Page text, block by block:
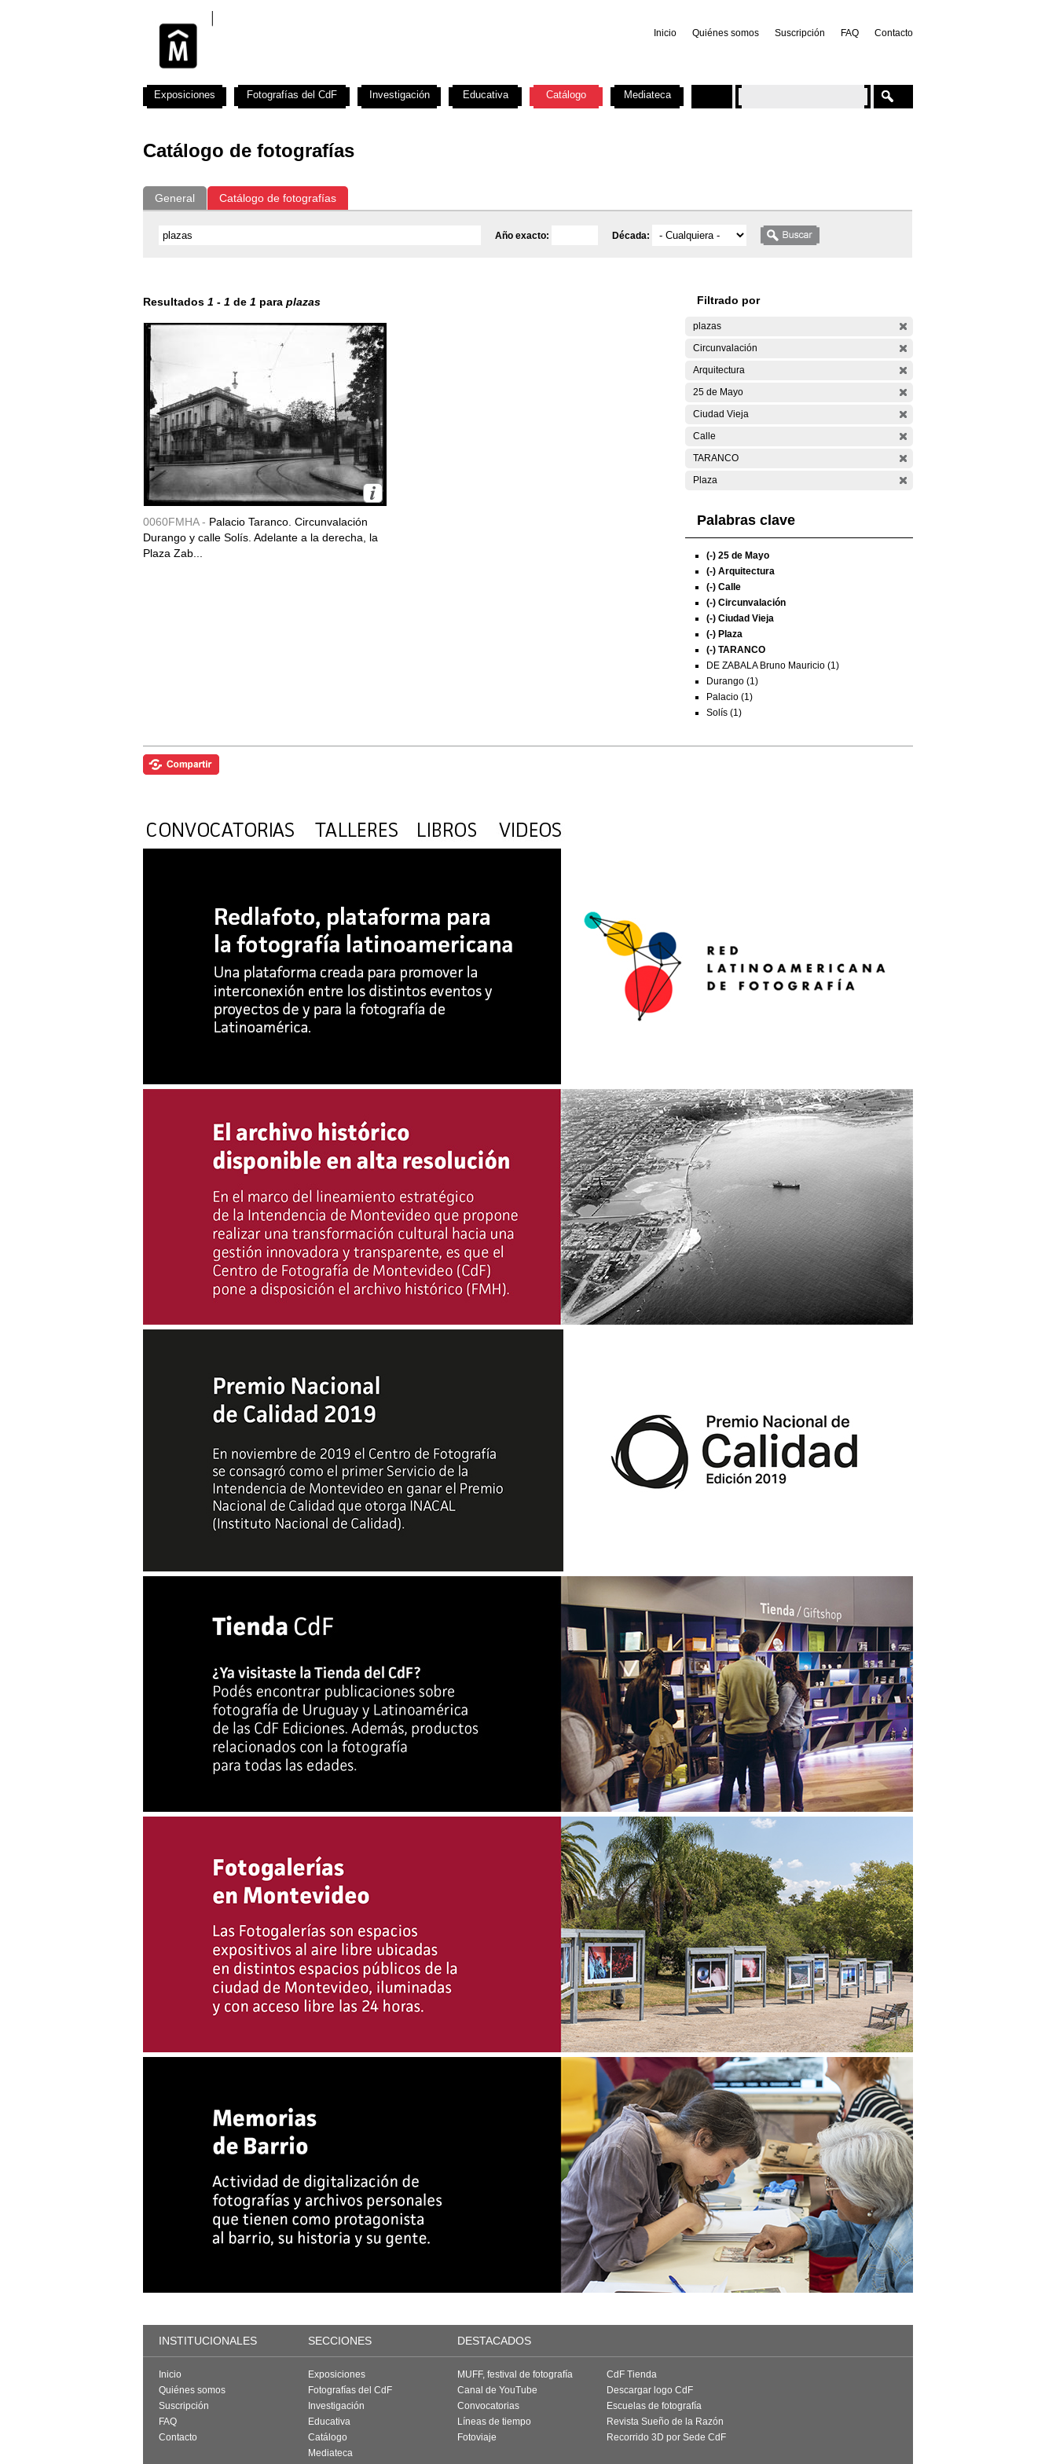
Inicio Quiénes somos Suscripción FAQ Contacto
Catálogo de fotografías
General Catálogo de fotografías
Año exacto: Década:
Resultados 1 - 1 de 1 para plazas
0060FMHA - Palacio Taranco. Circunvalación
Durango y calle Solís. Adelante a la derecha, la
Plaza Zab...
Filtrado por
plazas
Circunvalación
Arquitectura
25 de Mayo
Ciudad Vieja
Calle
TARANCO
Plaza
Palabras clave
(-) 25 de Mayo
(-) Arquitectura
(-) Calle
(-) Circunvalación
(-) Ciudad Vieja
(-) Plaza
(-) TARANCO
DE ZABALA Bruno Mauricio (1)
Durango (1)
Palacio (1)
Solís (1)
Exposiciones Fotografías del CdF Investigación Educativa Catálogo Mediateca
INSTITUCIONALES SECCIONES DESTACADOS
Inicio
Quiénes somos
Suscripción
FAQ
Contacto
Exposiciones
Fotografías del CdF
Investigación
Educativa
Catálogo
Mediateca
MUFF, festival de fotografía
Canal de YouTube
Convocatorias
Líneas de tiempo
Fotoviaje
CdF Tienda
Descargar logo CdF
Escuelas de fotografía
Revista Sueño de la Razón
Recorrido 3D por Sede CdF